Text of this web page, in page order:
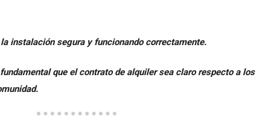
instalación segura y funcionando correctamente.
que el contrato de alquiler sea claro respecto a los